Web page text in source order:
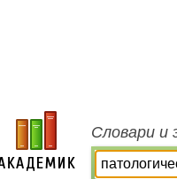
Словари и